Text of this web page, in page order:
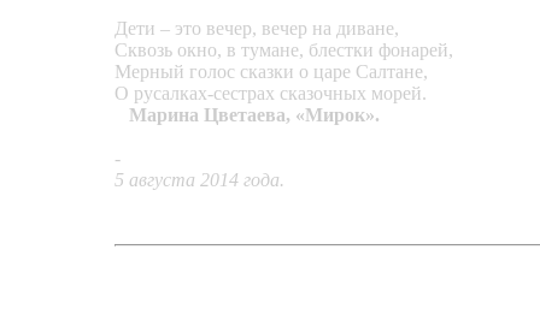
Дети – это вечер, вечер на диване,
Сквозь окно, в тумане, блестки фонарей,
Мерный голос сказки о царе Салтане,
О русалках-сестрах сказочных морей.
Марина Цветаева, «Мирок».
-
5 августа 2014 года.